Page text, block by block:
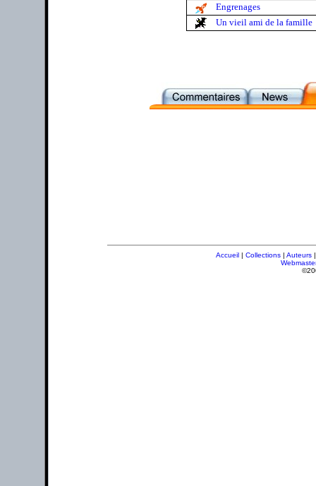
Engrenages
Un vieil ami de la famille
Accueil | Collections | Auteurs